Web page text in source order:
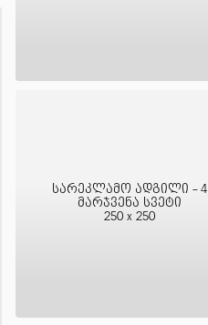
სარეკლამო ადგილი - 4
მარჯვენა სვეტი
250 x 250